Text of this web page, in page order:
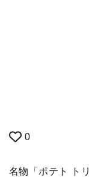
0
名物「ポテト ト